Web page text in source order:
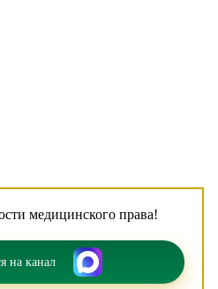
медицинского права!
на канал